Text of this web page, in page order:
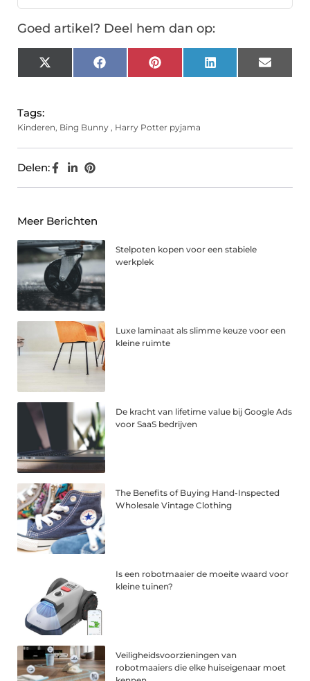
Goed artikel? Deel hem dan op:
X
(Twitter)
FacebookPinterest LinkedIn Email
Tags:
Kinderen, Bing Bunny , Harry Potter pyjama
Delen:
Meer Berichten
Stelpoten kopen voor een stabiele
werkplek
Luxe laminaat als slimme keuze voor een
kleine ruimte
De kracht van lifetime value bij Google Ads
voor SaaS bedrijven
The Benefits of Buying Hand-Inspected
Wholesale Vintage Clothing
Is een robotmaaier de moeite waard voor
kleine tuinen?
Veiligheidsvoorzieningen van
robotmaaiers die elke huiseigenaar moet